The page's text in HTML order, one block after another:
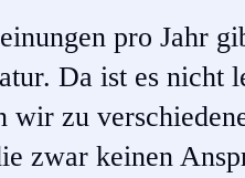
pro Jahr
Da ist es nicht
zu
zwar keinen